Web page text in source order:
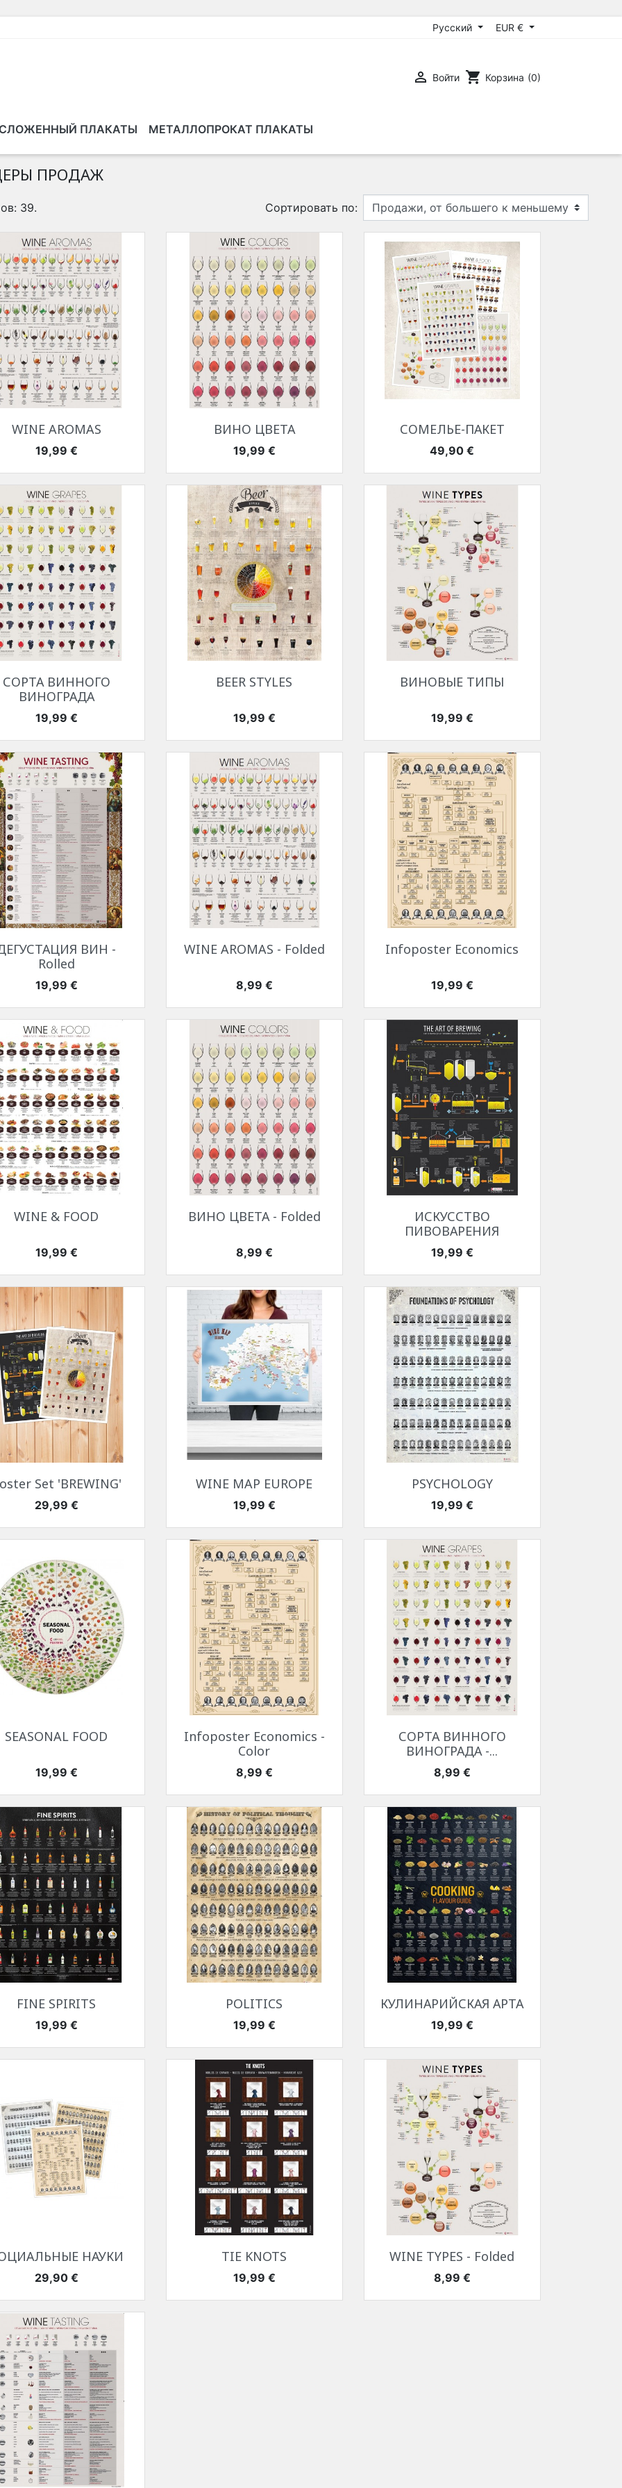
Русский EUR €
 Войти shopping_cart Корзина (0)
ПЛАКАТЫ МЕТАЛЛОПРОКАТ ПЛАКАТЫ
ПРОДАЖ
39. Сортировать по:
Быстрый просмотр
WINE AROMAS
Цена
19,99 €
Быстрый просмотр
ВИНО ЦВЕТА
Цена
19,99 €
Быстрый просмотр
СОМЕЛЬЕ-ПАКЕТ
Цена
49,90 €
Быстрый просмотр
СОРТА ВИННОГО
ВИНОГРАДА
Цена
19,99 €
Быстрый просмотр
BEER STYLES
Цена
19,99 €
Быстрый просмотр
ВИНОВЫЕ ТИПЫ
Цена
19,99 €
Быстрый просмотр
ВИН -
Rolled
Цена
19,99 €
Быстрый просмотр
WINE AROMAS - Folded
Цена
8,99 €
 Быстрый просмотр
Infoposter Economics
Цена
19,99 €
Быстрый просмотр
WINE & FOOD
Цена
19,99 €
Быстрый просмотр
ВИНО ЦВЕТА - Folded
Цена
8,99 €
Быстрый просмотр
ИСКУССТВО
ПИВОВАРЕНИЯ
Цена
19,99 €
Быстрый просмотр
Set 'BREWING'
Цена
29,99 €
Быстрый просмотр
WINE MAP EUROPE
Цена
19,99 €
Быстрый просмотр
PSYCHOLOGY
Цена
19,99 €
Быстрый просмотр
SEASONAL FOOD
Цена
19,99 €
 Быстрый просмотр
Infoposter Economics -
Color
Цена
8,99 €
Быстрый просмотр
СОРТА ВИННОГО
ВИНОГРАДА -...
Цена
8,99 €
Быстрый просмотр
FINE SPIRITS
Цена
19,99 €
Быстрый просмотр
POLITICS
Цена
19,99 €
Быстрый просмотр
КУЛИНАРИЙСКАЯ АРТА
Цена
19,99 €
Быстрый просмотр
НАУКИ
Цена
29,90 €
Быстрый просмотр
TIE KNOTS
Цена
19,99 €
Быстрый просмотр
WINE TYPES - Folded
Цена
8,99 €